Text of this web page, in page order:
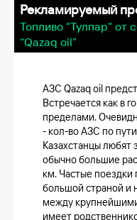
Рекламируемый
Топливо “Тулпар” от
“Qazaq oil”
АЗС Qazaq oil
Встречается как в
пределами.
- кол-во АЗС по
Казахстанцы любят
обычно большие
км. Частые поездки
большой страной и
между
имеет